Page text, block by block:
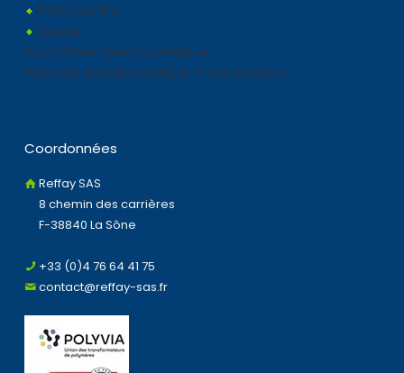
Parc Machine
Qualité
Sous traitant injection plastique
Fabricant de boite plastique et bac plastique
Coordonnées
Reffay SAS
8 chemin des carrières
F-38840 La Sône
+33 (0)4 76 64 41 75
contact@reffay-sas.fr